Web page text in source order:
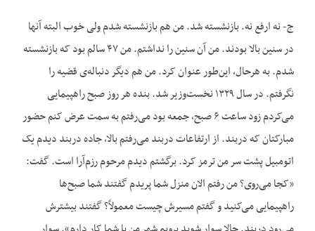
ج- نه ارفع نه. بازنشسته شد. من هم بازنشسته شدم ولی خوب البته آنها
در سنین بالا بودند. من آن سنین را نداشتم. من ۴۷ سالم بود که بازنشسته
شدم. به هرحال، این‌طور عنوان کرد. من هم دیگر دنباله‌ی قضیه را
نگرفتم. در سال ۱۳۲۹ نخست‌وزیر شد. بنده هر روز صبح راهپیمایی
می‌کردم زود ساعت ۶ صبح، جمعه بود می‌رفتم به سمت عرض کنم حضور
مبارکتان که دربند. از ارتفاعات دربند می‌رفتم بالا، جاده دربند دیدم یک
اتومبیل پشت سر من ترمز کرد. برگشتم دیدم مرحوم رزم‌آرا است. گفت:
«کجا می‌روی؟ من رفتم الان منزل شما پریدم گفتند شما صبح‌ها
راهپیمایی می‌کنید و گفتم مسیرش چیست معمولاً؟ گفتند بیشترش